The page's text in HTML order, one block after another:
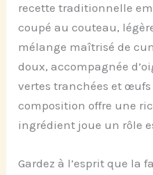
recette traditionnelle
coupé au couteau,
mélange maîtrisé de
doux, accompagnée
vertes tranchées et œufs
composition offre une
ingrédient joue un rôle
Gardez à l’esprit que la